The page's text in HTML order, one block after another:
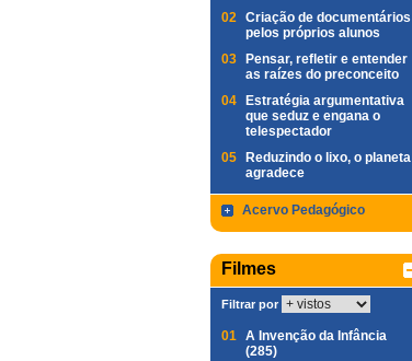
02 Criação de documentários
pelos próprios alunos
03
Pensar, refletir e entender
as raízes do preconceito
04
Estratégia argumentativa
que seduz e engana o
telespectador
05
Reduzindo o lixo, o planeta
agradece
Acervo Pedagógico
Filmes
Filtrar por
01 A Invenção da Infância
(285)